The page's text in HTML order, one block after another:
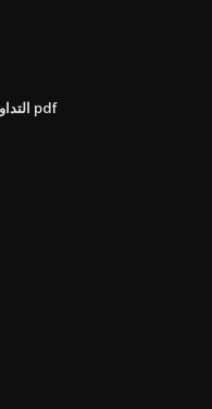
التداول عالي التردد والحد من ديناميات دفتر الأوامر pdf